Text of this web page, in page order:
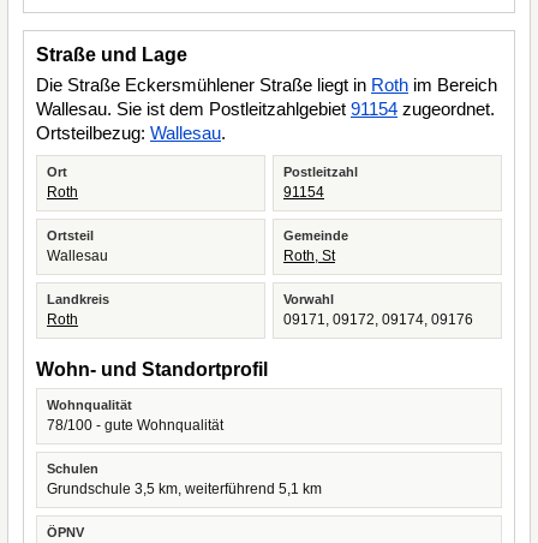
Straße und Lage
Die Straße Eckersmühlener Straße liegt in Roth im Bereich
Wallesau. Sie ist dem Postleitzahlgebiet 91154 zugeordnet.
Ortsteilbezug: Wallesau.
Ort
Roth
Postleitzahl
91154
Ortsteil
Wallesau
Gemeinde
Roth, St
Landkreis
Roth
Vorwahl
09171, 09172, 09174, 09176
Wohn- und Standortprofil
Wohnqualität
78/100 - gute Wohnqualität
Schulen
Grundschule 3,5 km, weiterführend 5,1 km
ÖPNV